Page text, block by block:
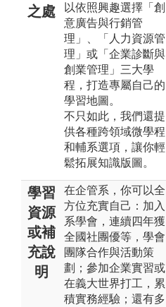
之處
以依照興趣選擇「創
意廣告與行銷管
理」、「人力資源管
理」或「企業診斷與
創業管理」三大學
程，打造專屬自己的
學習地圖。
不只如此，我們還提
供各種跨領域微學程
和輔系選項，讓你輕
鬆拓展知識版圖。
學習
資源
或補
充說
明
在企管系，你可以全
方位充實自己：加入
系學會，連續四年獲
全國社團優等，學會
團隊合作與活動策
劃；參加企業實習或
在義大世界打工，累
積實務經驗；還有多